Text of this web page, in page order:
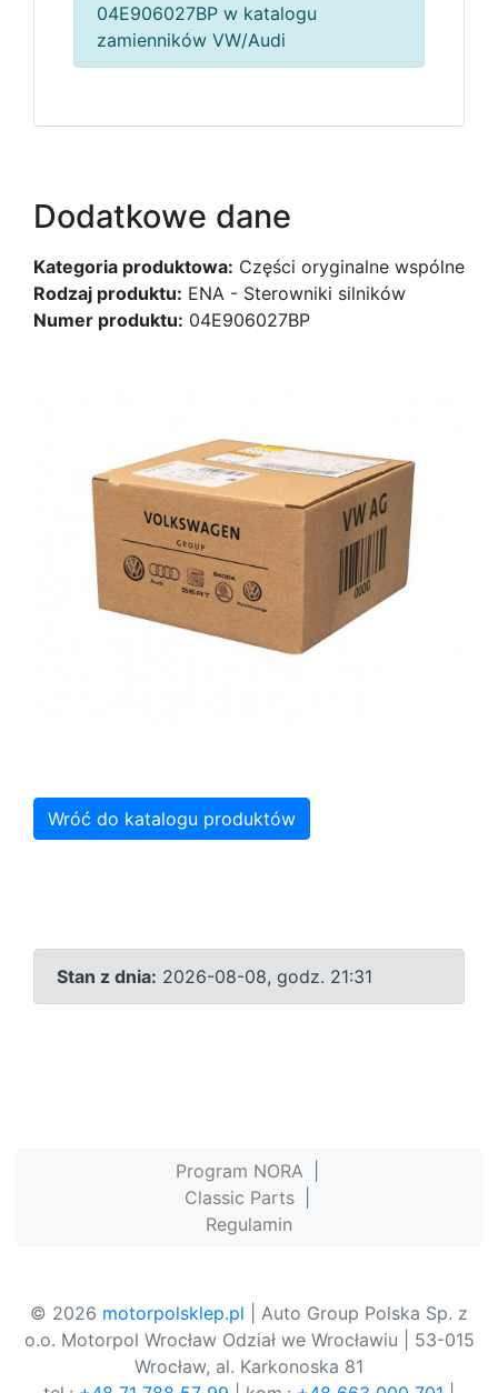
04E906027BP w katalogu
zamienników VW/Audi
Dodatkowe dane
Kategoria produktowa: Części oryginalne wspólne
Rodzaj produktu: ENA - Sterowniki silników
Numer produktu: 04E906027BP
Wróć do katalogu produktów
Stan z dnia: 2026-08-08, godz. 21:31
Program NORA
Classic Parts
Regulamin
© 2026 motorpolsklep.pl | Auto Group Polska Sp. z
o.o. Motorpol Wrocław Odział we Wrocławiu | 53-015
Wrocław, al. Karkonoska 81